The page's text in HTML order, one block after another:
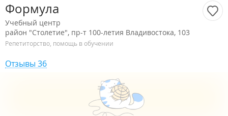
Формула
Учебный центр
район "Столетие", пр-т 100-летия Владивостока, 103
Репетиторство, помощь в обучении
Отзывы 36